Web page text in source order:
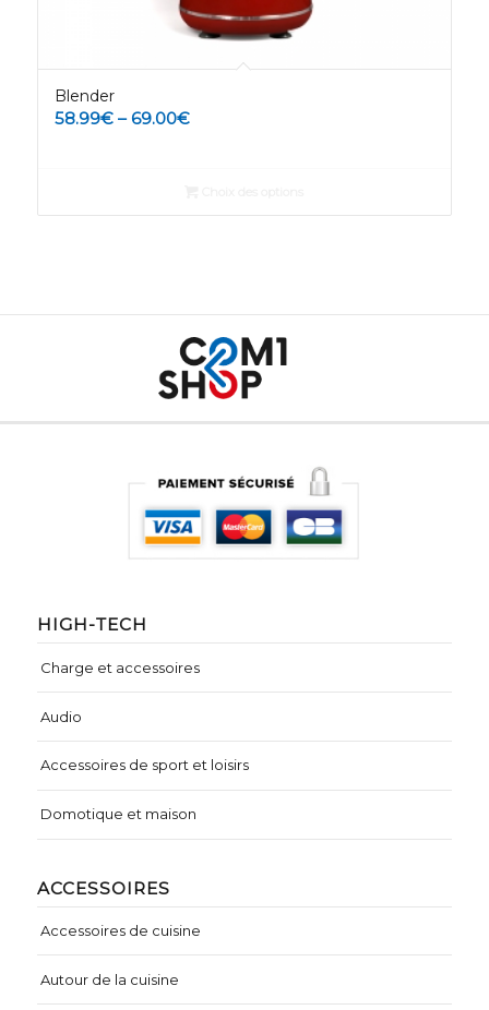
Blender
58.99€–69.00€
HIGH-TECH
Charge et accessoires
Audio
Accessoires de sport et loisirs
Domotique et maison
ACCESSOIRES
Accessoires de cuisine
Autour de la cuisine